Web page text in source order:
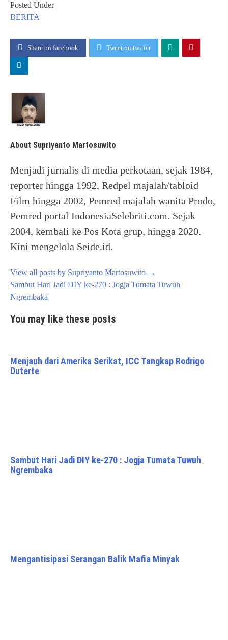
Posted Under
BERITA
Share on facebook Tweet on twitter
About Supriyanto Martosuwito
Menjadi jurnalis di media perkotaan, sejak 1984,
reporter hingga 1992, Redpel majalah/tabloid
Film hingga 2002, Pemred majalah wanita Prodo,
Pemred portal IndonesiaSelebriti.com. Sejak
2004, kembali ke Pos Kota grup, hingga 2020.
Kini mengelola Seide.id.
View all posts by Supriyanto Martosuwito →
Post
navigation
Sambut Hari Jadi DIY ke-270 : Jogja Tumata Tuwuh
Ngrembaka
You may like these posts
Menjauh dari Amerika Serikat, ICC Tangkap Rodrigo
Duterte
Sambut Hari Jadi DIY ke-270 : Jogja Tumata Tuwuh
Ngrembaka
Mengantisipasi Serangan Balik Mafia Minyak